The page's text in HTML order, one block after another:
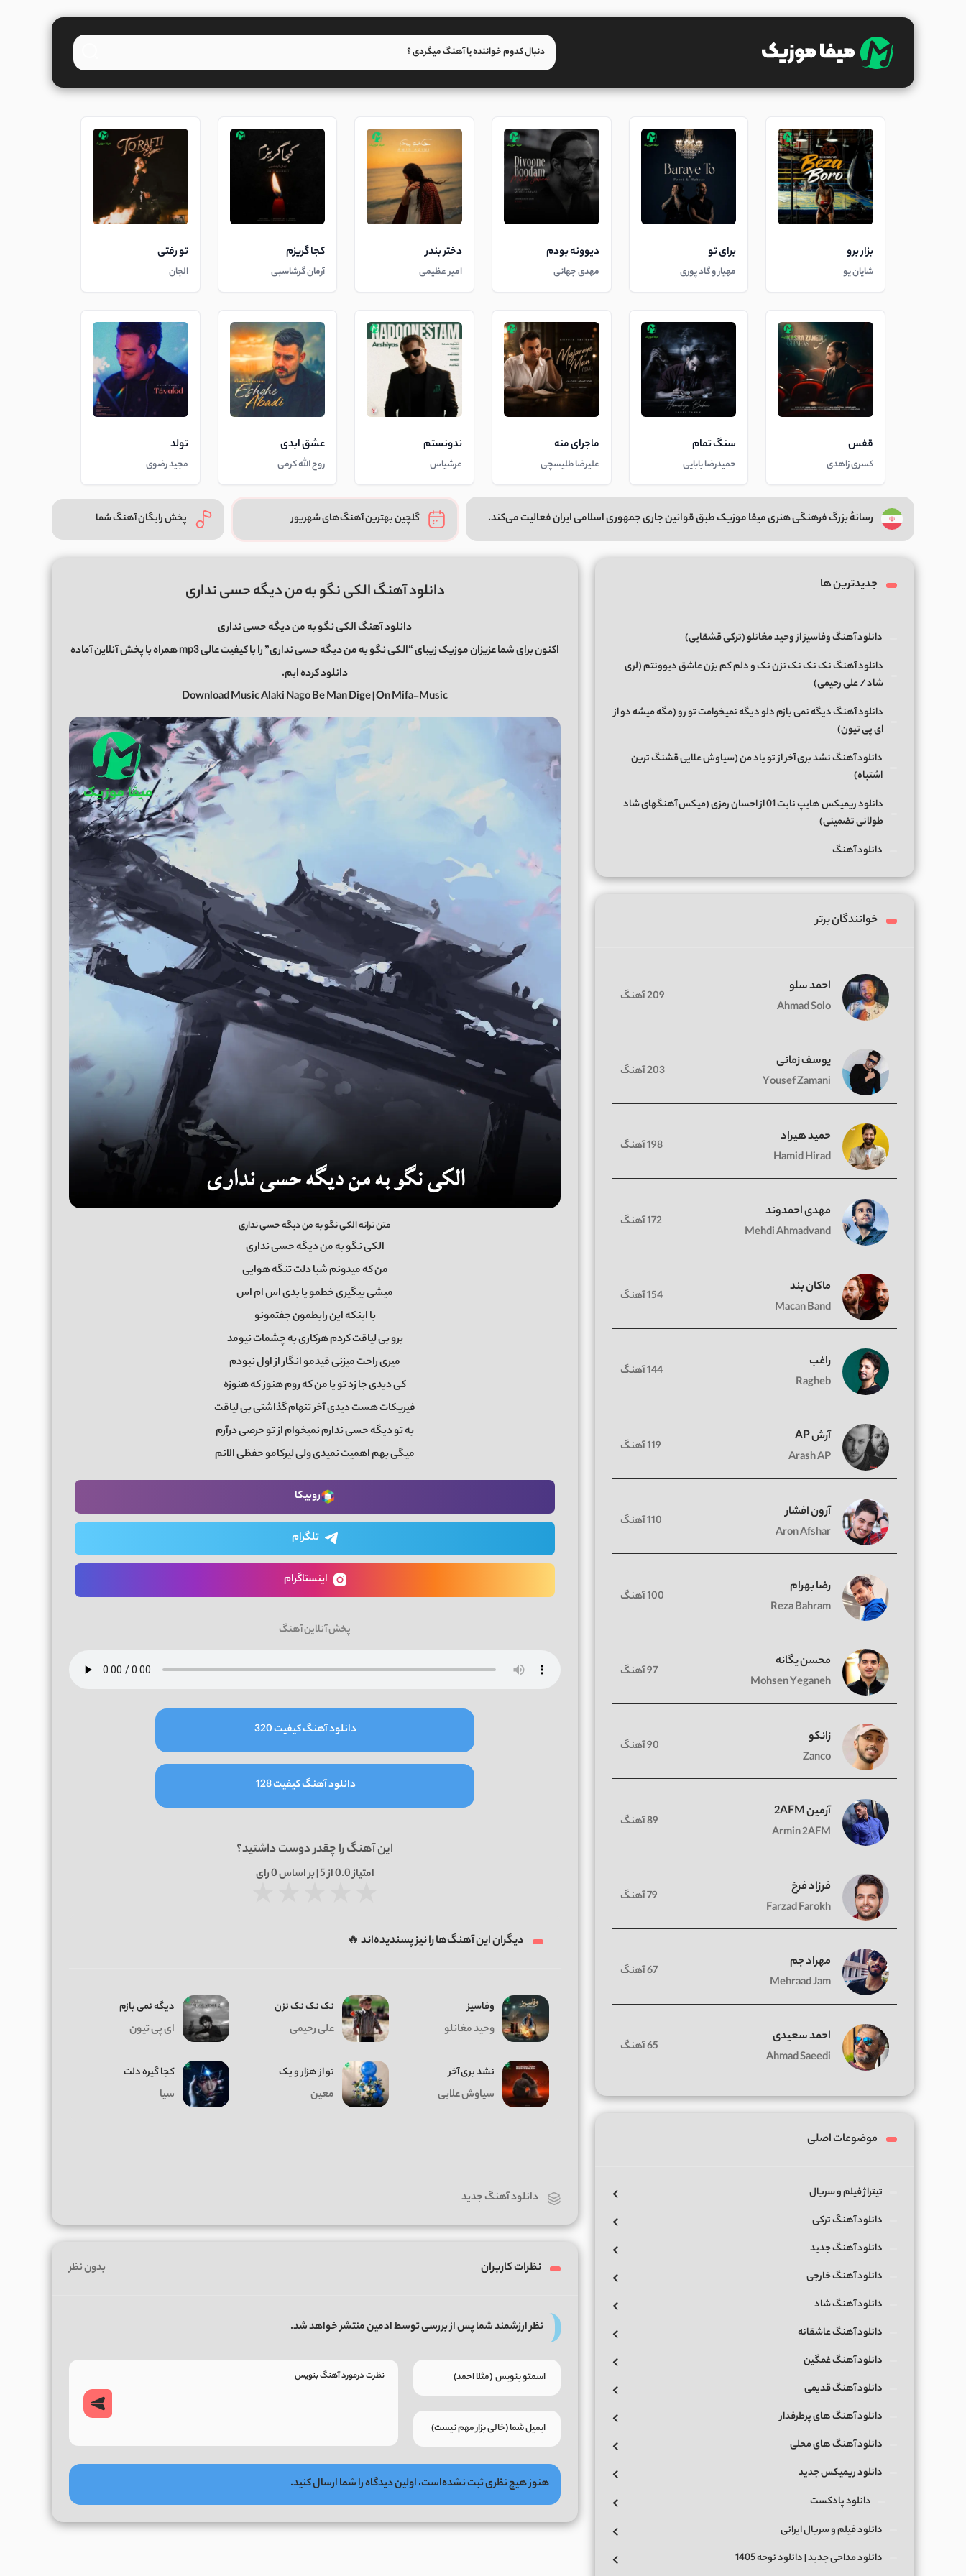
بزار برو
شایان یو
برای تو
مهیار و گاد پوری
دیوونه بودم
مهدی جهانی
دختر بندر
امیر عظیمی
کجا گریزم
آرمان گرشاسبی
تو رفتی
الجان
قفس
کسری زاهدی
سنگ تمام
حمیدرضا بابایی
ماجرای منه
علیرضا طلیسچی
ندونستم
عرشیاس
عشق ابدی
روح الله کرمی
تولد
مجید رضوی
رسانهٔ بزرگ فرهنگی هنری میفا موزیک طبق قوانین جاری جمهوری اسلامی ایران فعالیت می‌کند. گلچین بهترین آهنگ‌های شهریور پخش رایگان آهنگ شما
دانلود آهنگ الکی نگو به من دیگه حسی نداری
دانلود آهنگ الکی نگو به من دیگه حسی نداری
اکنون برای شما عزیزان موزیک زیبای “الکی نگو به من دیگه حسی نداری” را با کیفیت عالی mp3 همراه با پخش آنلاین آماده
دانلود کرده ایم.
Download Music Alaki Nago Be Man Dige | On Mifa-Music
متن ترانه الکی نگو به من دیگه حسی نداری
الکی نگو به من دیگه حسی نداری
من که میدونم شبا دلت تنگه هوایی
میشی بیگیری خطمو یا بدی اس ام اس
با اینکه این رابطمون جفتمونو
برو بی لیاقت کردم هرکاری به چشمات نیومد
میری راحت میزنی قیدمو انگار از اول نبودم
کی دیدی جا زد تو یا من که روم هنوز که هنوزه
فیریکات هست دیدی آخر تنهام گذاشتی بی لیاقت
به تو دیگه حسی ندارم نمیخوام از تو حرصی درآرم
میگی بهم اهمیت نمیدی ولی لیرکامو حفظی الانم
روبیکا
تلگرام
اینستاگرام
پخش آنلاین آهنگ
دانلود آهنگ کیفیت 320
دانلود آهنگ کیفیت 128
این آهنگ را چقدر دوست داشتید؟
امتیاز0.0از 5 | بر اساس 0رای
دیگران این آهنگ‌ها را نیز پسندیده‌اند 🔥
وفاسیز
وحید مغانلو
نک نک نک نزن
علی رحیمی
دیگه نمی بازم
ای پی تیون
نشد بری آخر
سیاوش علایی
تو از هزار و یک
معین
کجا گیره دلت
سیا
دانلود آهنگ جدید
نظرات کاربران بدون نظر
نظر ارزشمند شما پس از بررسی توسط ادمین منتشر خواهد شد.
هنوز هیچ نظری ثبت نشده‌است، اولین دیدگاه را شما ارسال کنید.
جدیدترین ها
دانلود آهنگ وفاسیز از وحید مغانلو (ترکی قشقایی)
دانلود آهنگ نک نک نک نزن نک و دلم کم بزن عاشق دیوونتم (لری
شاد / علی رحیمی)
دانلود آهنگ دیگه نمی بازم دلو دیگه نمیخوامت تو رو (مگه میشه دو از
ای پی تیون)
دانلود آهنگ نشد بری آخر از تو یاد من (سیاوش علایی قشنگ ترین
اشتباه)
دانلود ریمیکس هایپ نایت 01 از احسان رمزی (میکس آهنگهای شاد
طولانی تضمینی)
دانلود آهنگ
خوانندگان برتر
احمد سلو
Ahmad Solo
209 آهنگ
یوسف زمانی
Yousef Zamani
203 آهنگ
حمید هیراد
Hamid Hirad
198 آهنگ
مهدی احمدوند
Mehdi Ahmadvand
172 آهنگ
ماکان بند
Macan Band
154 آهنگ
راغب
Ragheb
144 آهنگ
آرش AP
Arash AP
119 آهنگ
آرون افشار
Aron Afshar
110 آهنگ
رضا بهرام
Reza Bahram
100 آهنگ
محسن یگانه
Mohsen Yeganeh
97 آهنگ
زانکو
Zanco
90 آهنگ
آرمین 2AFM
Armin 2AFM
89 آهنگ
فرزاد فرخ
Farzad Farokh
79 آهنگ
مهراد جم
Mehraad Jam
67 آهنگ
احمد سعیدی
Ahmad Saeedi
65 آهنگ
موضوعات اصلی
تیتراژ فیلم و سریال
دانلود آهنگ ترکی
دانلود آهنگ جدید
دانلود آهنگ خارجی
دانلود آهنگ شاد
دانلود آهنگ عاشقانه
دانلود آهنگ غمگین
دانلود آهنگ قدیمی
دانلود آهنگ های پرطرفدار
دانلود آهنگ های محلی
دانلود ریمیکس جدید
دانلود پادکست
دانلود فیلم و سریال ایرانی
دانلود مداحی جدید | دانلود نوحه 1405